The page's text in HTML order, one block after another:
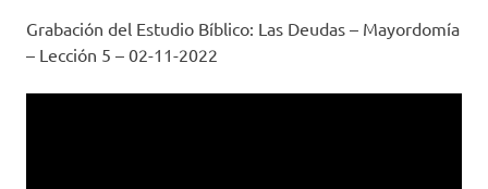
Grabación del Estudio Bíblico: Las Deudas – Mayordomía
– Lección 5 – 02-11-2022